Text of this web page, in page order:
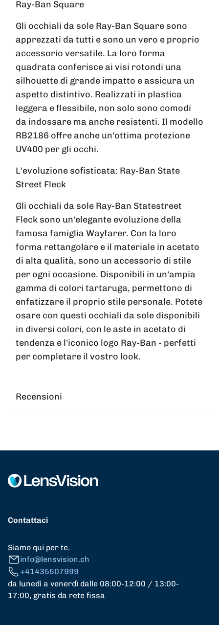
Ray-Ban Square
Gli occhiali da sole Ray-Ban Square sono
apprezzati da tutti e sono un vero e proprio
accessorio versatile. La loro forma
quadrata conferisce ai visi rotondi una
silhouette di grande impatto e assicura un
aspetto distintivo. Realizzati in plastica
leggera e flessibile, non solo sono comodi
da indossare ma anche resistenti. Il modello
RB2186 offre anche un'ottima protezione
UV400 per gli occhi.
L'evoluzione sofisticata: Ray-Ban State
Street Fleck
Gli occhiali da sole Ray-Ban Statestreet
Fleck sono un'elegante evoluzione della
famosa famiglia Wayfarer. Con la loro
forma rettangolare e il materiale in acetato
di alta qualità, sono un accessorio di stile
per ogni occasione. Disponibili in un'ampia
gamma di colori tartaruga, permettono di
enfatizzare il proprio stile personale. Potete
osare con questi occhiali da sole disponibili
in diversi colori, con le aste in acetato di
tendenza e l'iconico logo Ray-Ban - perfetti
per completare il vostro look.
Recensioni
Contattaci
Siamo qui per te.
info@lensvision.ch
+41435507999
da lunedì a venerdì dalle 08:00-12:00 / 13:00-
17:00, gratis da rete fissa